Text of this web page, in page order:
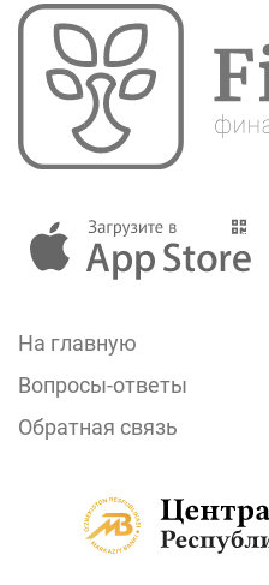
На главную
Вопросы-ответы
Обратная связь